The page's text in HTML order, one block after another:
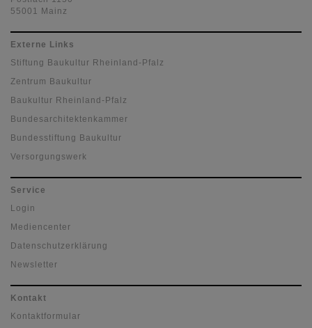
55001 Mainz
Externe Links
Stiftung Baukultur Rheinland-Pfalz
Zentrum Baukultur
Baukultur Rheinland-Pfalz
Bundesarchitektenkammer
Bundesstiftung Baukultur
Versorgungswerk
Service
Login
Mediencenter
Datenschutzerklärung
Newsletter
Kontakt
Kontaktformular